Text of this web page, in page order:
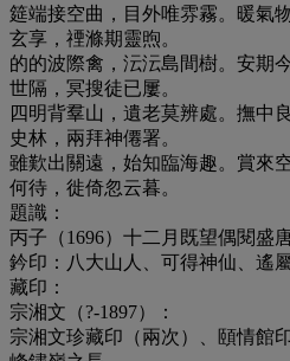
筵端接空曲，目外唯雰霧。暖氣
玄享，禋滌期靈煦。
的的波際禽，沄沄島間樹。安期
世隔，冥搜徒已屢。
四明背羣山，遺老莫辨處。撫中
史林，兩拜神僊署。
雖歎出關遠，始知臨海趣。賞來
何待，徙倚忽云暮。
題識：
丙子（1696）十二月既望偶閱盛
鈐印：八大山人、可得神仙、遙
藏印：
宗湘文（?-1897）：
宗湘文珍藏印（兩次）、頤情館